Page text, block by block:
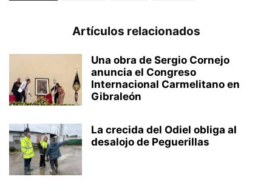
Artículos relacionados
Una obra de Sergio Cornejo
anuncia el Congreso
Internacional Carmelitano en
Gibraleón
La crecida del Odiel obliga al
desalojo de Peguerillas